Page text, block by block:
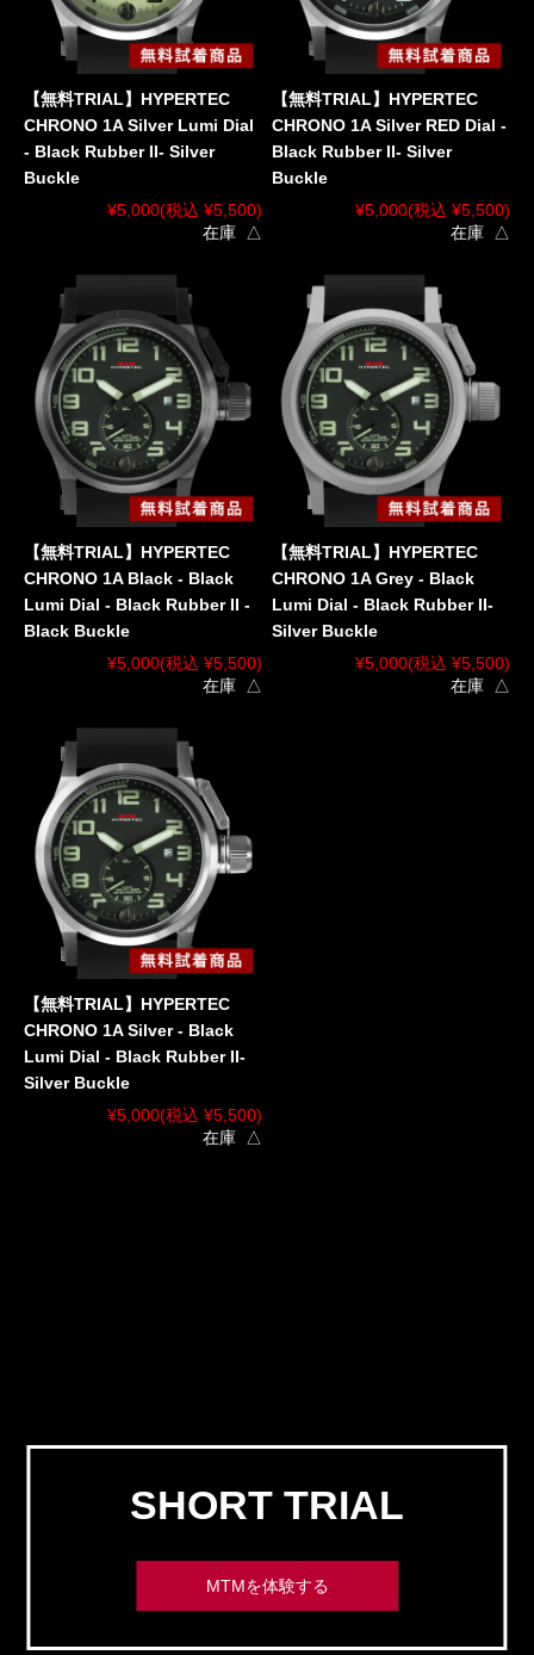
【無料TRIAL】HYPERTEC
CHRONO 1A Silver Lumi Dial
- Black Rubber II- Silver
Buckle
¥5,000(税込 ¥5,500)
在庫 △
【無料TRIAL】HYPERTEC
CHRONO 1A Silver RED Dial -
Black Rubber II- Silver
Buckle
¥5,000(税込 ¥5,500)
在庫 △
【無料TRIAL】HYPERTEC
CHRONO 1A Black - Black
Lumi Dial - Black Rubber II -
Black Buckle
¥5,000(税込 ¥5,500)
在庫 △
【無料TRIAL】HYPERTEC
CHRONO 1A Grey - Black
Lumi Dial - Black Rubber II-
Silver Buckle
¥5,000(税込 ¥5,500)
在庫 △
【無料TRIAL】HYPERTEC
CHRONO 1A Silver - Black
Lumi Dial - Black Rubber II-
Silver Buckle
¥5,000(税込 ¥5,500)
在庫 △
SHORT TRIAL
MTMを体験する